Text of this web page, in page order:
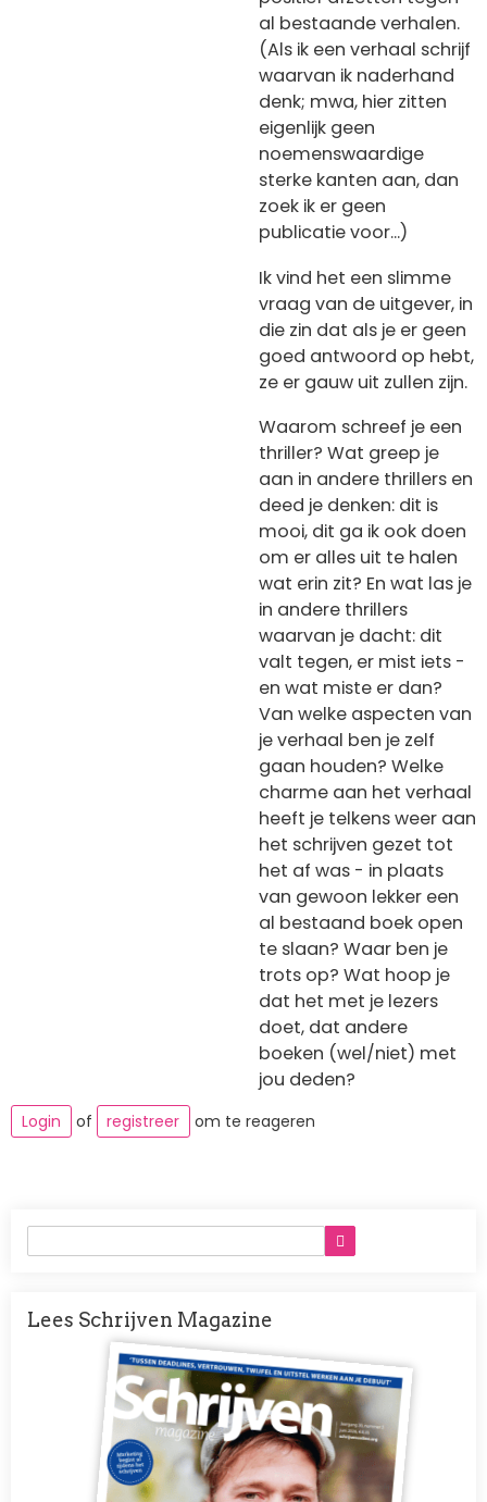
al bestaande verhalen.
(Als ik een verhaal schrijf
waarvan ik naderhand
denk; mwa, hier zitten
eigenlijk geen
noemenswaardige
sterke kanten aan, dan
zoek ik er geen
publicatie voor...)
Ik vind het een slimme
vraag van de uitgever, in
die zin dat als je er geen
goed antwoord op hebt,
ze er gauw uit zullen zijn.
Waarom schreef je een
thriller? Wat greep je
aan in andere thrillers en
deed je denken: dit is
mooi, dit ga ik ook doen
om er alles uit te halen
wat erin zit? En wat las je
in andere thrillers
waarvan je dacht: dit
valt tegen, er mist iets -
en wat miste er dan?
Van welke aspecten van
je verhaal ben je zelf
gaan houden? Welke
charme aan het verhaal
heeft je telkens weer aan
het schrijven gezet tot
het af was - in plaats
van gewoon lekker een
al bestaand boek open
te slaan? Waar ben je
trots op? Wat hoop je
dat het met je lezers
doet, dat andere
boeken (wel/niet) met
jou deden?
Login of registreer om te reageren
Lees Schrijven Magazine
Afbeelding